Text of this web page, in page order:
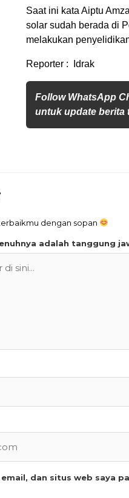
Saat ini kata Aiptu
solar sudah berada di
melakukan
Reporter : Idrak
Follow WhatsApp
untuk update berita
dengan sopan
adalah tanggung
email, dan situs web saya